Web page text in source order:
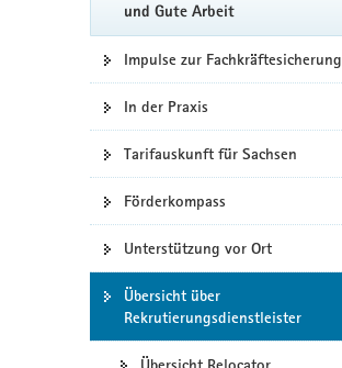
und Gute Arbeit(in
eigenes
Web-
Impulse zur Fachkräftesicherung
In der Praxis
Tarifauskunft für Sachsen
Förderkompass
Unterstützung vor Ort
Übersicht über
Rekrutierungsdienstleister